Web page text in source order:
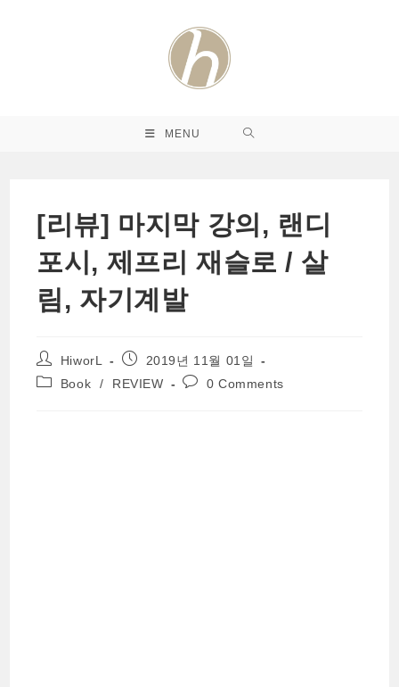
MENU
[리뷰] 마지막 강의, 랜디
포시, 제프리 재슬로 / 살
림, 자기계발
Post
author:
HiworL
Post
published:
2019년 11월 01일
PostBook / REVIEW
Post0 Comments